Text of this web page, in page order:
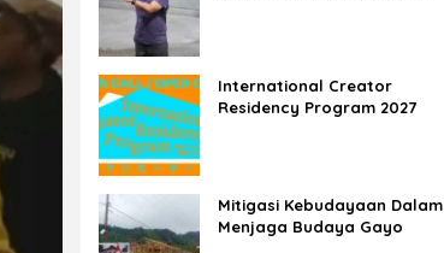
International Creator
Residency Program 2027
Mitigasi Kebudayaan Dalam
Menjaga Budaya Gayo